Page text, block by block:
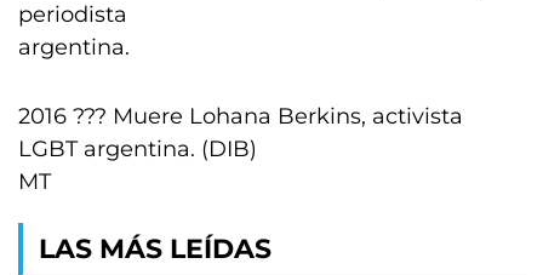
periodista
argentina.
2016 ??? Muere Lohana Berkins, activista
LGBT argentina. (DIB)
MT
LAS MÁS LEÍDAS